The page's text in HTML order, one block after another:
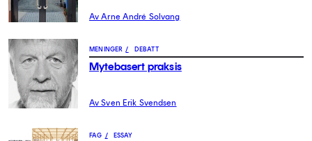
Av Arne André Solvang
MENINGER / DEBATT
Mytebasert praksis
Av Sven Erik Svendsen
FAG / ESSAY